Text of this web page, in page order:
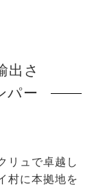
出さ
パー
リュで卓越し
村に本拠地を